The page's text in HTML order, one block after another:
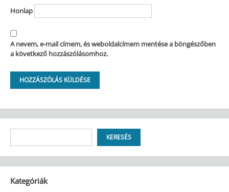
Honlap
A nevem, e-mail címem, és weboldalcímem mentése a böngészőben
a következő hozzászólásomhoz.
KERESÉS
Kategóriák